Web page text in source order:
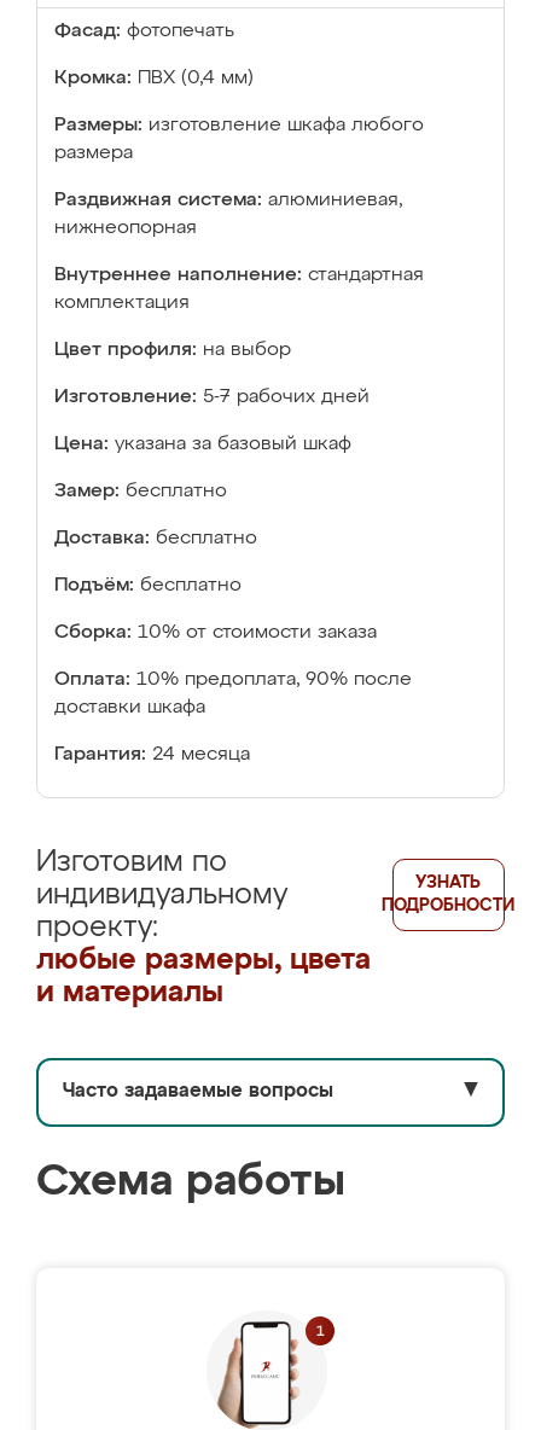
Фасад: фотопечать
Кромка: ПВХ (0,4 мм)
Размеры: изготовление шкафа любого
размера
Раздвижная система: алюминиевая,
нижнеопорная
Внутреннее наполнение: стандартная
комплектация
Цвет профиля: на выбор
Изготовление: 5-7 рабочих дней
Цена: указана за базовый шкаф
Замер: бесплатно
Доставка: бесплатно
Подъём: бесплатно
Сборка: 10% от стоимости заказа
Оплата: 10% предоплата, 90% после
доставки шкафа
Гарантия: 24 месяца
Изготовим по
индивидуальному
проекту:
любые размеры, цвета
и материалы
УЗНАТЬ
ПОДРОБНОСТИ
Часто задаваемые вопросы ▼
Схема работы